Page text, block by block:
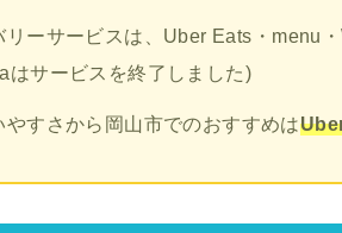
ーサービスは、Uber Eats・menu
はサービスを終了しました)
すさから岡山市でのおすすめは